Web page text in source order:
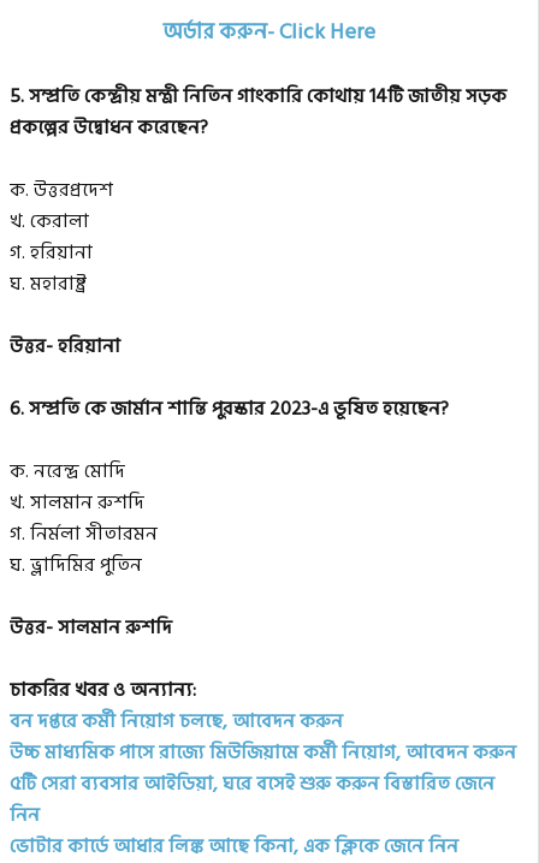
অর্ডার করুন- Click Here
5. সম্প্রতি কেন্দ্রীয় মন্ত্রী নিতিন গাংকারি কোথায় 14টি জাতীয় সড়ক
প্রকল্পের উদ্বোধন করেছেন?
ক. উত্তরপ্রদেশ
খ. কেরালা
গ. হরিয়ানা
ঘ. মহারাষ্ট্র
উত্তর- হরিয়ানা
6. সম্প্রতি কে জার্মান শান্তি পুরস্কার 2023-এ ভূষিত হয়েছেন?
ক. নরেন্দ্র মোদি
খ. সালমান রুশদি
গ. নির্মলা সীতারমন
ঘ. ভ্লাদিমির পুতিন
উত্তর- সালমান রুশদি
চাকরির খবর ও অন্যান্য:
বন দপ্তরে কর্মী নিয়োগ চলছে, আবেদন করুন
উচ্চ মাধ্যমিক পাসে রাজ্যে মিউজিয়ামে কর্মী নিয়োগ, আবেদন করুন
৫টি সেরা ব্যবসার আইডিয়া, ঘরে বসেই শুরু করুন বিস্তারিত জেনে
নিন
ভোটার কার্ডে আধার লিঙ্ক আছে কিনা, এক ক্লিকে জেনে নিন